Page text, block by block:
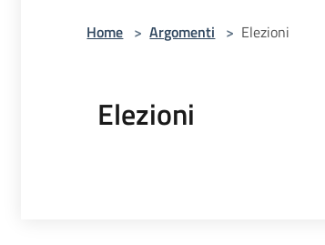
Home > Argomenti > Elezioni
Elezioni